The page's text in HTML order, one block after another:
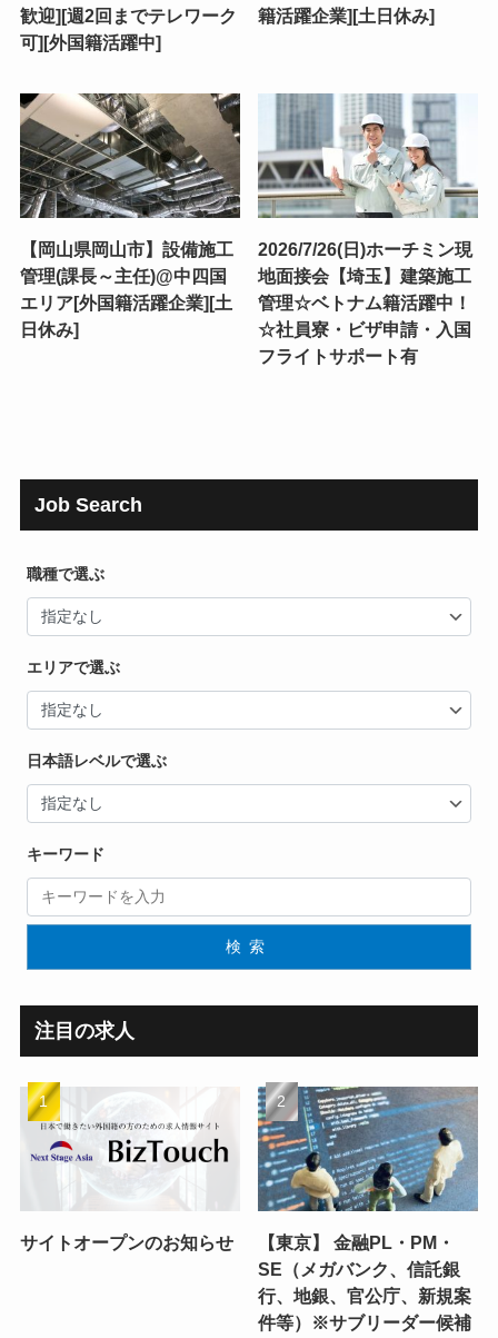
歓迎][週2回までテレワーク
可][外国籍活躍中]
籍活躍企業][土日休み]
【岡山県岡山市】設備施工
管理(課長～主任)@中四国
エリア[外国籍活躍企業][土
日休み]
2026/7/26(日)ホーチミン現
地面接会【埼玉】建築施工
管理☆ベトナム籍活躍中！
☆社員寮・ビザ申請・入国
フライトサポート有
Job Search
職種で選ぶ
エリアで選ぶ
日本語レベルで選ぶ
キーワード
検索
注目の求人
サイトオープンのお知らせ
【東京】 金融PL・PM・
SE（メガバンク、信託銀
行、地銀、官公庁、新規案
件等）※サブリーダー候補